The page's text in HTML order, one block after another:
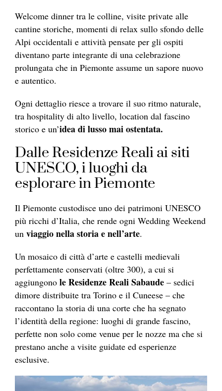
Welcome dinner tra le colline, visite private alle
cantine storiche, momenti di relax sullo sfondo delle
Alpi occidentali e attività pensate per gli ospiti
diventano parte integrante di una celebrazione
prolungata che in Piemonte assume un sapore nuovo
e autentico.
Ogni dettaglio riesce a trovare il suo ritmo naturale,
tra hospitality di alto livello, location dal fascino
storico e un’idea di lusso mai ostentata.
Dalle Residenze Reali ai siti
UNESCO, i luoghi da
esplorare in Piemonte
Il Piemonte custodisce uno dei patrimoni UNESCO
più ricchi d’Italia, che rende ogni Wedding Weekend
un viaggio nella storia e nell’arte.
Un mosaico di città d’arte e castelli medievali
perfettamente conservati (oltre 300), a cui si
aggiungono le Residenze Reali Sabaude – sedici
dimore distribuite tra Torino e il Cuneese – che
raccontano la storia di una corte che ha segnato
l’identità della regione: luoghi di grande fascino,
perfette non solo come venue per le nozze ma che si
prestano anche a visite guidate ed esperienze
esclusive.